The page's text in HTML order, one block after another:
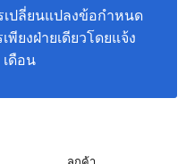
เปลี่ยนแปลงข้อกำหนด
ยงฝ่ายเดียวโดยแจ้ง
ดือน